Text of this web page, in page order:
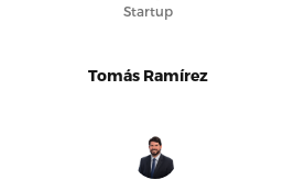
Startup
Tomás Ramírez